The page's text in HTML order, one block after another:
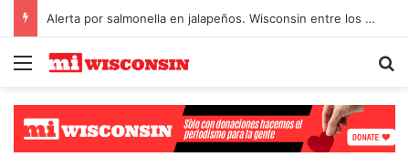
▼
Alerta por salmonella en jalapeños. Wisconsin entre los afectados
Menu